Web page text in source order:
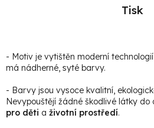
Tisk
- Motiv je vytištěn moderní technologií
má nádherné, syté barvy.
- Barvy jsou vysoce kvalitní,
Nevypouštějí žádné škodlivé látky do
pro děti a životní prostředí.